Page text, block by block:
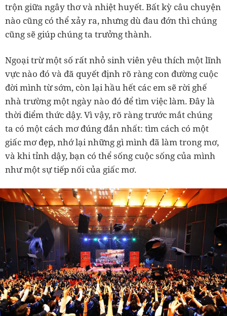
trộn giữa ngây thơ và nhiệt huyết. Bất kỳ câu chuyện
nào cũng có thể xảy ra, nhưng dù đau đớn thì chúng
cũng sẽ giúp chúng ta trưởng thành.
Ngoại trừ một số rất nhỏ sinh viên yêu thích một lĩnh
vực nào đó và đã quyết định rõ ràng con đường cuộc
đời mình từ sớm, còn lại hầu hết các em sẽ rời ghế
nhà trường một ngày nào đó để tìm việc làm. Đây là
thời điểm thức dậy. Vì vậy, rõ ràng trước mắt chúng
ta có một cách mơ đúng đắn nhất: tìm cách có một
giấc mơ đẹp, nhớ lại những gì mình đã làm trong mơ,
và khi tỉnh dậy, bạn có thể sống cuộc sống của mình
như một sự tiếp nối của giấc mơ.